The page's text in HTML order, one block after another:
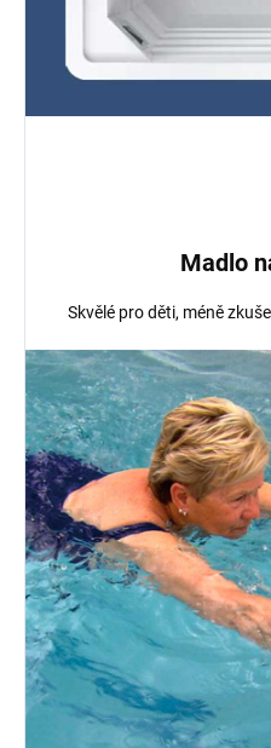
Madlo
Skvělé pro děti, méně